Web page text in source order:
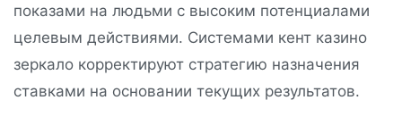
показами на людьми с высоким потенциалами
целевым действиями. Системами кент казино
зеркало корректируют стратегию назначения
ставками на основании текущих результатов.